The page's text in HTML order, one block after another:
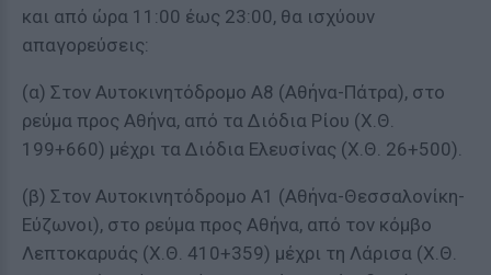
και από ώρα 11:00 έως 23:00, θα ισχύουν
απαγορεύσεις:
(α) Στον Αυτοκινητόδρομο Α8 (Αθήνα-Πάτρα), στο
ρεύμα προς Αθήνα, από τα Διόδια Ρίου (Χ.Θ.
199+660) μέχρι τα Διόδια Ελευσίνας (Χ.Θ. 26+500).
(β) Στον Αυτοκινητόδρομο Α1 (Αθήνα-Θεσσαλονίκη-
Εύζωνοι), στο ρεύμα προς Αθήνα, από τον κόμβο
Λεπτοκαρυάς (Χ.Θ. 410+359) μέχρι τη Λάρισα (Χ.Θ.